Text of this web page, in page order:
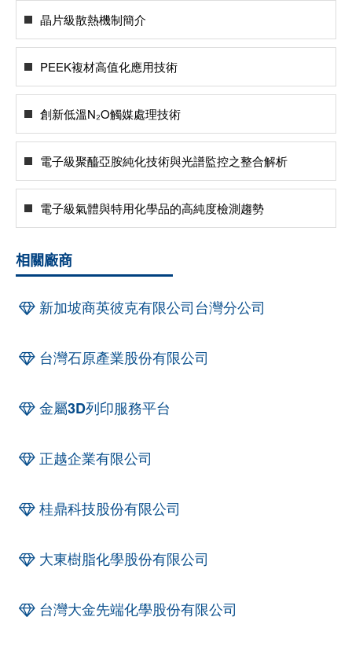
晶片級散熱機制簡介
PEEK複材高值化應用技術
創新低溫N₂O觸媒處理技術
電子級聚醯亞胺純化技術與光譜監控之整合解析
電子級氣體與特用化學品的高純度檢測趨勢
相關廠商
新加坡商英彼克有限公司台灣分公司
台灣石原產業股份有限公司
金屬3D列印服務平台
正越企業有限公司
桂鼎科技股份有限公司
大東樹脂化學股份有限公司
台灣大金先端化學股份有限公司